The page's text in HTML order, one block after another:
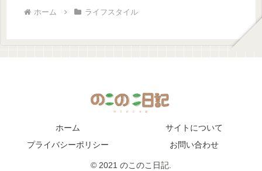
ホーム ライフスタイル
ホーム
サイトについて
プライバシーポリシー
お問い合わせ
© 2021 のこのこ日記.